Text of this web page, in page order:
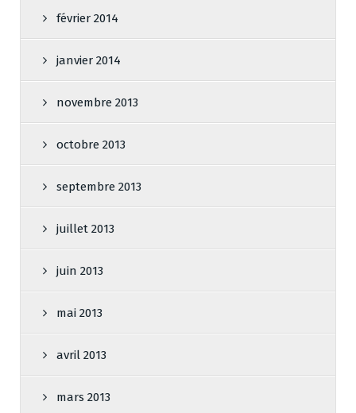
février 2014
janvier 2014
novembre 2013
octobre 2013
septembre 2013
juillet 2013
juin 2013
mai 2013
avril 2013
mars 2013